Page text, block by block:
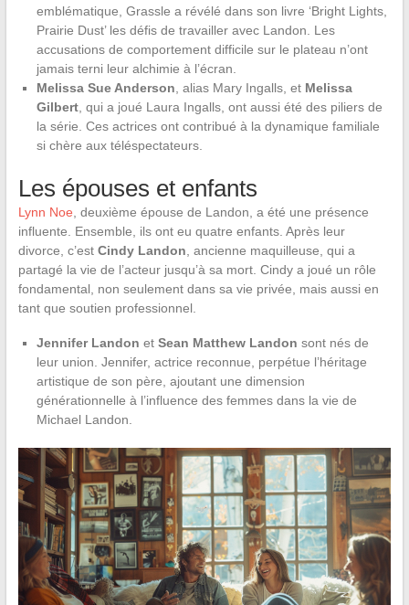
emblématique, Grassle a révélé dans son livre ‘Bright Lights,
Prairie Dust’ les défis de travailler avec Landon. Les
accusations de comportement difficile sur le plateau n’ont
jamais terni leur alchimie à l’écran.
Melissa Sue Anderson , alias Mary Ingalls, et Melissa
Gilbert, qui a joué Laura Ingalls, ont aussi été des piliers de
la série. Ces actrices ont contribué à la dynamique familiale
si chère aux téléspectateurs.
Les épouses et enfants
Lynn Noe , deuxième épouse de Landon, a été une présence
influente. Ensemble, ils ont eu quatre enfants. Après leur
divorce, c’est Cindy Landon , ancienne maquilleuse, qui a
partagé la vie de l’acteur jusqu’à sa mort. Cindy a joué un rôle
fondamental, non seulement dans sa vie privée, mais aussi en
tant que soutien professionnel.
Jennifer Landon et Sean Matthew Landon sont nés de
leur union. Jennifer, actrice reconnue, perpétue l’héritage
artistique de son père, ajoutant une dimension
générationnelle à l’influence des femmes dans la vie de
Michael Landon.